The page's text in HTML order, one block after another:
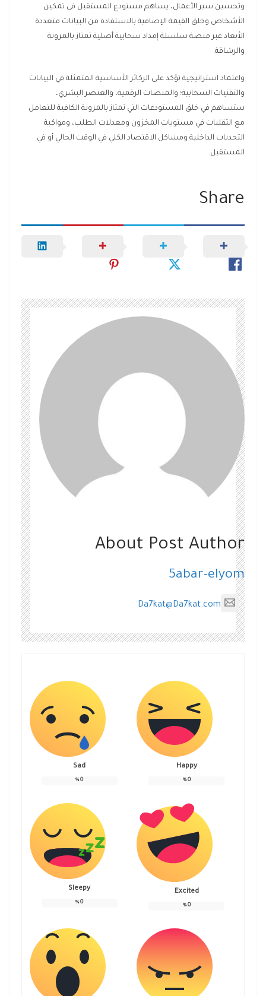
وتحسين سير الأعمال، يساهم مستودع المستقبل في تمكين
الأشخاص وخلق القيمة الإضافية بالاستفادة من البيانات متعددة
الأبعاد عبر منصة سلسلة إمداد سحابية أصلية تمتاز بالمرونة
والرشاقة.
واعتماد استراتيجية تؤكد على الركائز الأساسية المتمثلة في البيانات
والتقنيات السحابية؛ والمنصات الرقمية، والعنصر البشري،
ستساهم في خلق المستودعات التي تمتاز بالمرونة الكافية للتعامل
مع التقلبات في مستويات المخزون ومعدلات الطلب، ومواكبة
التحديات الداخلية ومشاكل الاقتصاد الكلي في الوقت الحالي أو في
المستقبل.
Share
About Post Author
5abar-elyom
Da7kat@Da7kat.com
Happy
0
%
Sad
0
%
Excited
0
%
Sleepy
0
%